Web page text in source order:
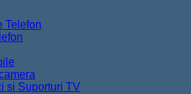
Telefon
si Suporturi TV